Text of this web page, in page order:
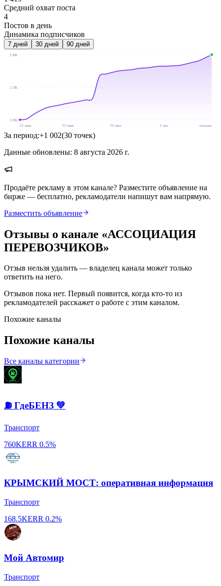
Средний охват поста
4
Постов в день
Динамика подписчиков
7 дней 30 дней 90 дней
2.8K
2.3K
1.8K
15 июн
22 июн 25 июл 1 авг сегодня
За период:+1 002(30 точек)
Данные обновлены: 8 августа 2026 г.
Продаёте рекламу в этом канале? Разместите объявление на
бирже — бесплатно, рекламодатели напишут вам напрямую.
Разместить объявление
Отзывы о канале «АССОЦИАЦИЯ
ПЕРЕВОЗЧИКОВ»
Отзыв нельзя удалить — владелец канала может только
ответить на него.
Отзывов пока нет. Первый появится, когда кто-то из
рекламодателей расскажет о работе с этим каналом.
Похожие каналы
Похожие каналы
Все каналы категории
⛽️ ГдеБЕНЗ 💚
Транспорт
760KERR 0.5%
КРЫМСКИЙ МОСТ: оперативная информация
Транспорт
168.5KERR 0.2%
Мой Автомир
Транспорт